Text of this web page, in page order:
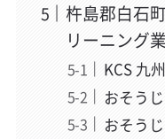
杵島郡白石
リーニング
KCS 九州
おそう
おそう